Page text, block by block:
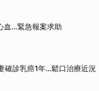
血...緊急報案求助
確診乳癌1年…鬆口治療近況